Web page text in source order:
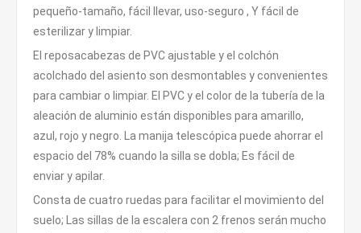
pequeño-tamaño, fácil llevar, uso-seguro , Y fácil de
esterilizar y limpiar.
El reposacabezas de PVC ajustable y el colchón
acolchado del asiento son desmontables y convenientes
para cambiar o limpiar. El PVC y el color de la tubería de la
aleación de aluminio están disponibles para amarillo,
azul, rojo y negro. La manija telescópica puede ahorrar el
espacio del 78% cuando la silla se dobla; Es fácil de
enviar y apilar.
Consta de cuatro ruedas para facilitar el movimiento del
suelo; Las sillas de la escalera con 2 frenos serán mucho